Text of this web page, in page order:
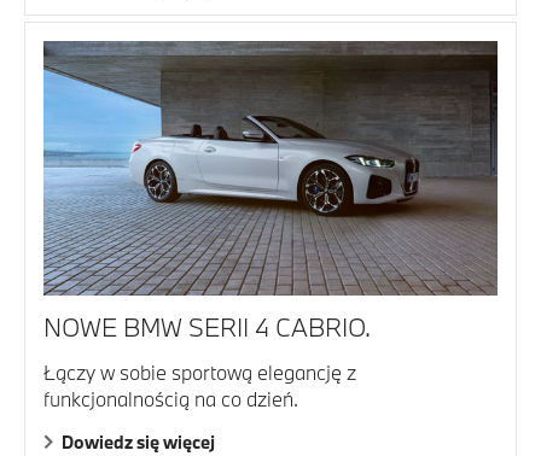
NOWE BMW SERII 4 CABRIO.
Łączy w sobie sportową elegancję z
funkcjonalnością na co dzień.
Dowiedz się więcej